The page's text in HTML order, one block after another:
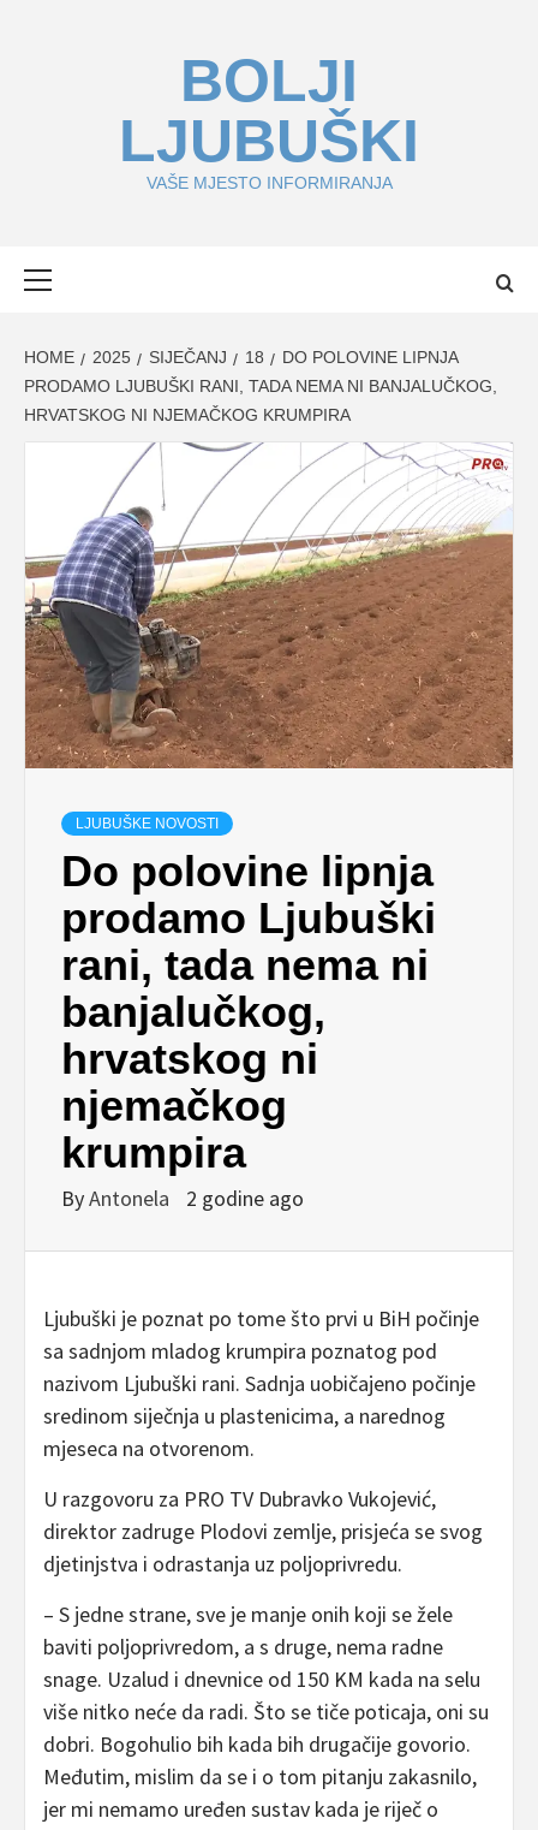
BOLJI
LJUBUŠKI
VAŠE MJESTO INFORMIRANJA
HOME 2025 SIJEČANJ 18
DO POLOVINE LIPNJA
PRODAMO LJUBUŠKI RANI, TADA NEMA NI BANJALUČKOG,
HRVATSKOG NI NJEMAČKOG KRUMPIRA
LJUBUŠKE NOVOSTI
Do polovine lipnja
prodamo Ljubuški
rani, tada nema ni
banjalučkog,
hrvatskog ni
njemačkog
krumpira
ByAntonela 2 godine ago
Ljubuški je poznat po tome što prvi u BiH počinje
sa sadnjom mladog krumpira poznatog pod
nazivom Ljubuški rani. Sadnja uobičajeno počinje
sredinom siječnja u plastenicima, a narednog
mjeseca na otvorenom.
U razgovoru za PRO TV Dubravko Vukojević,
direktor zadruge Plodovi zemlje, prisjeća se svog
djetinjstva i odrastanja uz poljoprivredu.
– S jedne strane, sve je manje onih koji se žele
baviti poljoprivredom, a s druge, nema radne
snage. Uzalud i dnevnice od 150 KM kada na selu
više nitko neće da radi. Što se tiče poticaja, oni su
dobri. Bogohulio bih kada bih drugačije govorio.
Međutim, mislim da se i o tom pitanju zakasnilo,
jer mi nemamo uređen sustav kada je riječ o